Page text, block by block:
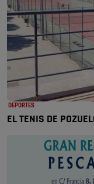
DEPORTES
EL TENIS DE